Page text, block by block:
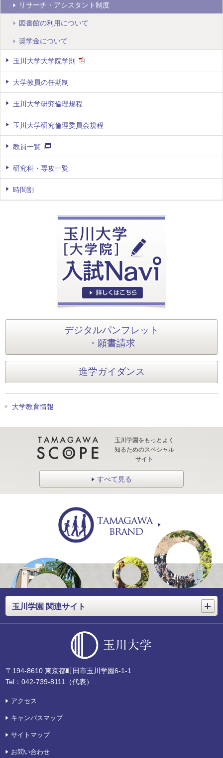
リサーチ・アシスタント制度
図書館の利用について
奨学金について
玉川大学大学院学則
大学教員の任期制
玉川大学研究倫理規程
玉川大学研究倫理委員会規程
教員一覧
研究科・専攻一覧
時間割
デジタルパンフレット
・願書請求
進学ガイダンス
大学教育情報
玉川学園をもっとよく
知るためのスペシャル
サイト
すべて見る
玉川学園 関連サイト 開く
〒194-8610 東京都町田市玉川学園6-1-1
Tel：042-739-8111（代表）
アクセス
キャンパスマップ
サイトマップ
お問い合わせ